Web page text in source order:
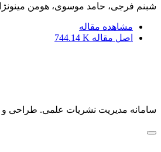
شبنم فرجی، حامد موسوی، هومن
مشاهده مقاله
اصل مقاله 744.14 K
سامانه مدیریت نشریات علمی. طراحی و